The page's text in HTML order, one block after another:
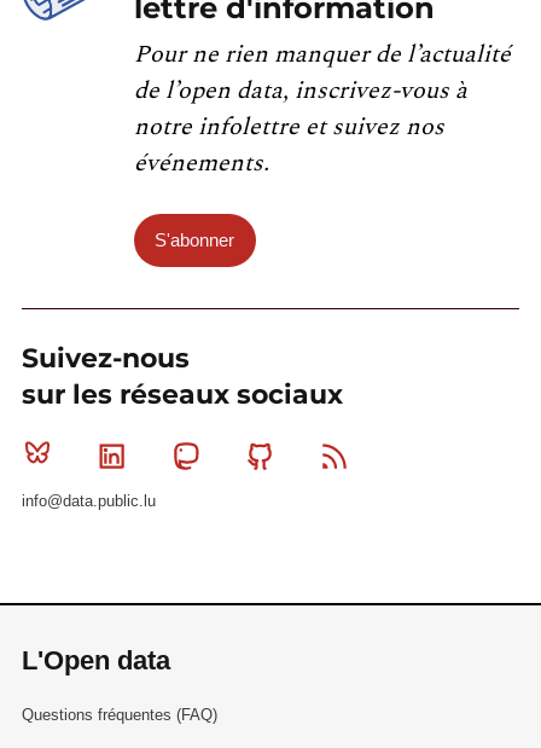
lettre d'information
Pour ne rien manquer de l’actualité
de l’open data, inscrivez-vous à
notre infolettre et suivez nos
événements.
S'abonner
Suivez-nous
sur les réseaux sociaux
Bluesky Linkedin MastodonGithub
info@data.public.lu
L'Open data
Questions fréquentes (FAQ)